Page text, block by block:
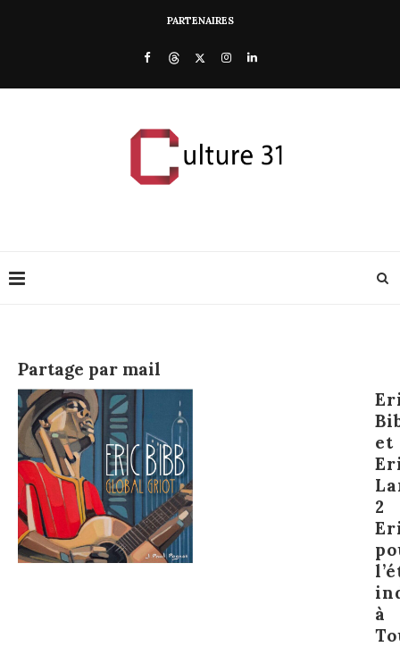
PARTENAIRES
Partage par mail
et
2
à